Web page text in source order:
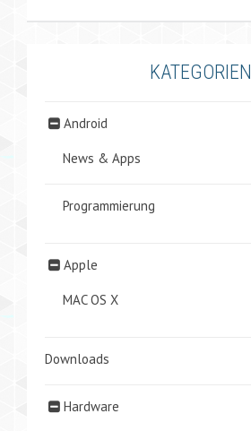
KATEGORIEN
Android
News & Apps
Programmierung
Apple
MAC OS X
Downloads
Hardware